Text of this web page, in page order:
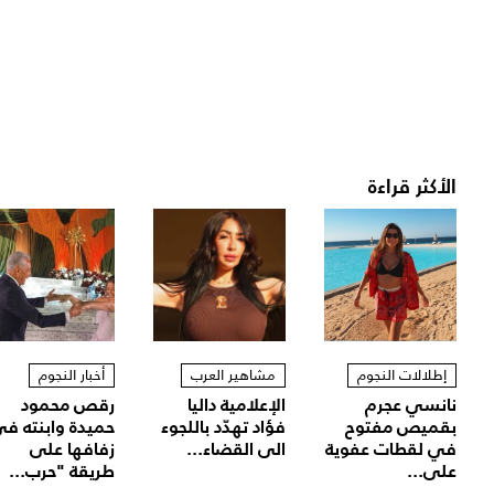
الأكثر قراءة
إطلالات النجوم
نانسي عجرم
بقميص مفتوح
في لقطات عفوية
على...
مشاهير العرب
الإعلامية داليا
فؤاد تهدّد باللجوء
الى القضاء...
أخبار النجوم
رقص محمود
حميدة وابنته
زفافها على
طريقة "حرب...